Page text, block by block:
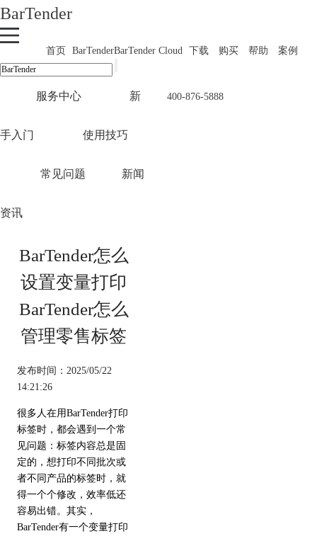
BarTender
首页 BarTenderBarTender Cloud 下载 购买 帮助 案例
400-876-5888
服务中心 新
手入门 使用技巧
常见问题 新闻
资讯
BarTender怎么
设置变量打印
BarTender怎么
管理零售标签
发布时间：2025/05/22
14:21:26
很多人在用BarTender打印
标签时，都会遇到一个常
见问题：标签内容总是固
定的，想打印不同批次或
者不同产品的标签时，就
得一个个修改，效率低还
容易出错。其实，
BarTender有一个变量打印